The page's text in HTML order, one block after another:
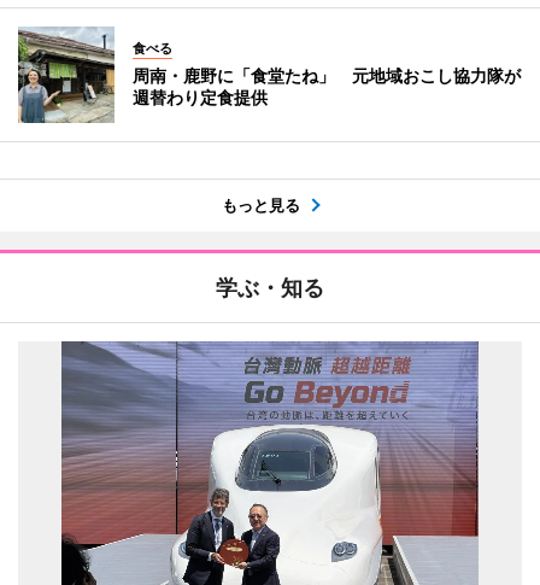
食べる
周南・鹿野に「食堂たね」 元地域おこし協力隊が
週替わり定食提供
もっと見る
学ぶ・知る